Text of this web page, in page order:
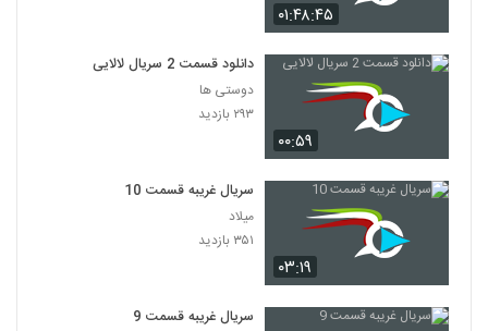
۰۱:۴۸:۴۵
۰۰:۵۹
دانلود قسمت 2 سریال لالایی
دوستی ها
۲۹۳ بازدید
۰۳:۱۹
سریال غریبه قسمت 10
میلاد
۳۵۱ بازدید
سریال غریبه قسمت 9